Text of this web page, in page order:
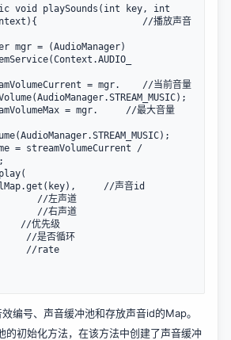
void playSounds(int key, int
//播放声音
mgr = (AudioManager)
= mgr.    //当前音量
= mgr.     //最大音量
= streamVolumeCurrent /
//声音id
//左声道
//右声道
//优先级
//是否循环
//rate
编号、声音缓冲池和存放声音id的Map。
的初始化方法，在该方法中创建了声音缓冲